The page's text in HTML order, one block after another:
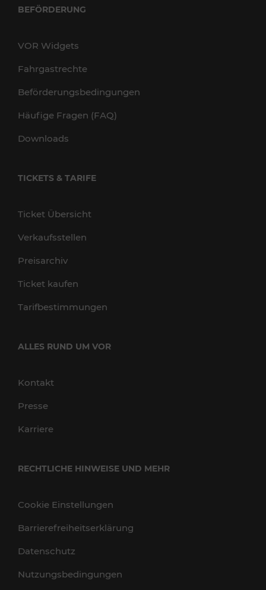
BEFÖRDERUNG
VOR Widgets
Fahrgastrechte
Beförderungsbedingungen
Häufige Fragen (FAQ)
Downloads
TICKETS & TARIFE
Ticket Übersicht
Verkaufsstellen
Preisarchiv
Ticket kaufen
Tarifbestimmungen
ALLES RUND UM VOR
Kontakt
Presse
Karriere
RECHTLICHE HINWEISE UND MEHR
Cookie Einstellungen
Barrierefreiheitserklärung
Datenschutz
Nutzungsbedingungen